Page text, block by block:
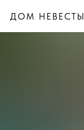
ДОМ НЕВЕСТЫ